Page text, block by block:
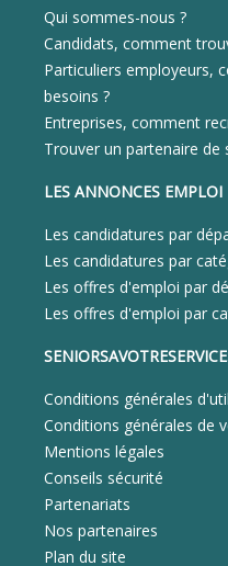
Qui sommes-nous ?
Candidats, comment
Particuliers employeurs,
besoins ?
Entreprises, comment
Trouver un partenaire de
LES ANNONCES EMPLOI
Les candidatures par
Les candidatures par
Les offres d'emploi par
Les offres d'emploi par
Conditions générales
Conditions générales de
Mentions légales
Conseils sécurité
Partenariats
Nos partenaires
Plan du site